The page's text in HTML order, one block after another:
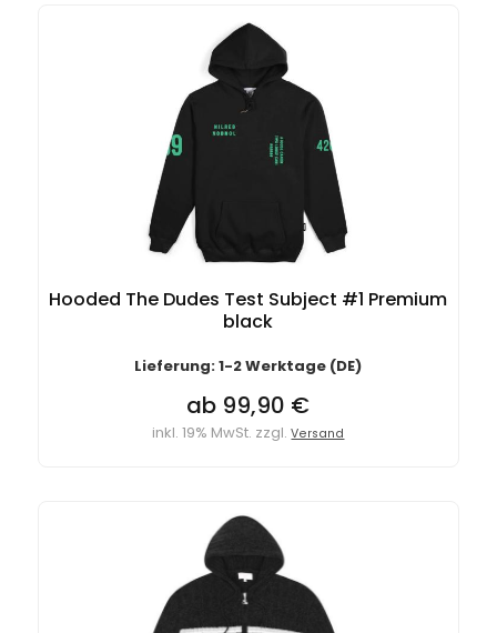
Hooded The Dudes Test Subject #1 Premium
black
Lieferung: 1-2 Werktage (DE)
ab 99,90 €
inkl. 19% MwSt. zzgl.Versand